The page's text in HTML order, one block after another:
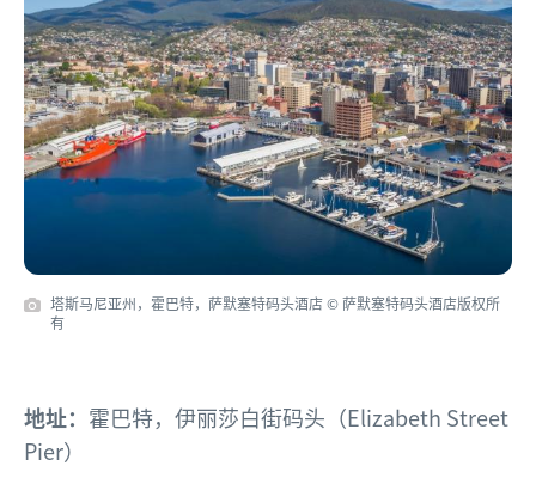
塔斯马尼亚州，霍巴特，萨默塞特码头酒店 © 萨默塞特码头酒店版权所
有
地址： 霍巴特，伊丽莎白街码头（Elizabeth Street
Pier）